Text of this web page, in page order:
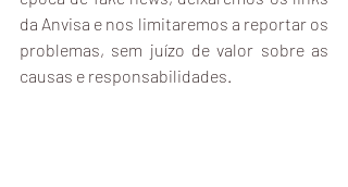
da Anvisa e nos limitaremos a reportar os
problemas, sem juízo de valor sobre as
causas e responsabilidades.